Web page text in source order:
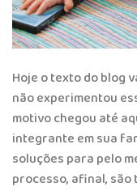
Hoje o texto do blog
não experimentou
motivo chegou até
integrante em sua
soluções para pelo
processo, afinal,